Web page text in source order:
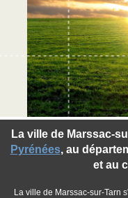
La ville de Marssac-
Pyrénées, au
et au
La ville de Marssac-sur-Tarn